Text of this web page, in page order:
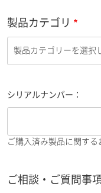
製品カテゴリ
シリアルナンバー：
ご購入済み製品に関する
ご相談・ご質問事